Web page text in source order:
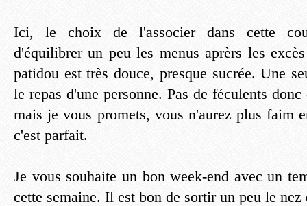
Ici, le choix de l'associer dans cette
d'équilibrer un peu les menus aprèrs les
patidou est très douce, presque sucrée. Une
le repas d'une personne. Pas de féculents
mais je vous promets, vous n'aurez plus faim
c'est parfait.
Je vous souhaite un bon week-end avec un
cette semaine. Il est bon de sortir un peu le nez